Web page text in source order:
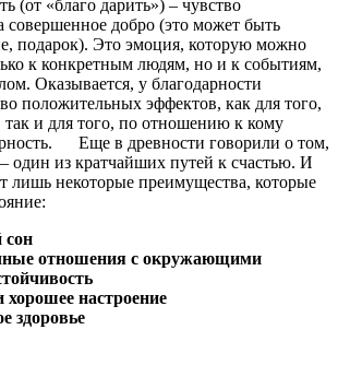
«благо дарить») – чувство
совершенное добро (это может быть
подарок). Это эмоция, которую можно
к конкретным людям, но и к событиям,
Оказывается, у благодарности
положительных эффектов, как для того,
так и для того, по отношению к кому
Еще в древности говорили о том,
– один из кратчайших путей к счастью. И
лишь некоторые преимущества, которые
сон
отношения с окружающими
настроение
здоровье